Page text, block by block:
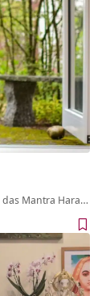
das Mantra Hara…